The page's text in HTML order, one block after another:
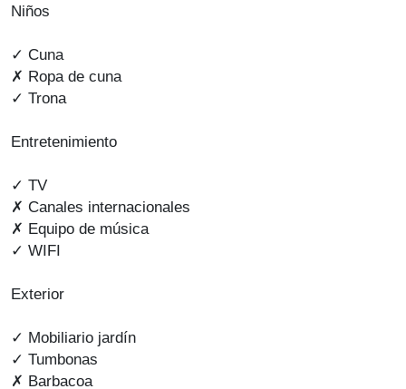
Niños
✓ Cuna
✗ Ropa de cuna
✓ Trona
Entretenimiento
✓ TV
✗ Canales internacionales
✗ Equipo de música
✓ WIFI
Exterior
✓ Mobiliario jardín
✓ Tumbonas
✗ Barbacoa